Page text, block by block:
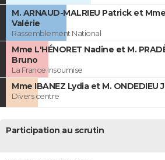
M. ARNAUD-MALRIEU Patrick et
Valérie
Rassemblement National
Mme L'HÉNORET Nadine et M.
Bruno
La France Insoumise
Mme IBANEZ Lydia et M. ONDEDIEU
Divers centre
Participation au scrutin